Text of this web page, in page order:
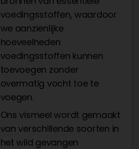
voedingsstoffen, waardoor
we aanzienlijke
hoeveelheden
voedingsstoffen kunnen
toevoegen zonder
overmatig vocht toe te
voegen.
Ons vismeel wordt gemaakt
van verschillende soorten in
het wild gevangen